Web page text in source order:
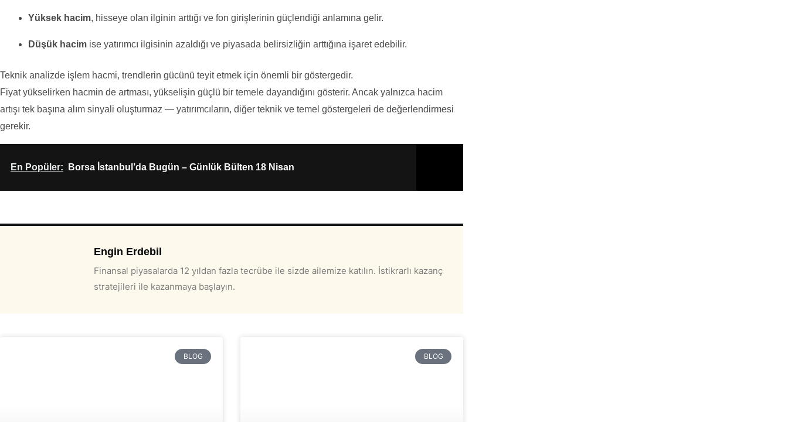
Yüksek hacim, hisseye olan ilginin arttığı ve fon girişlerinin güçlendiği anlamına gelir.
Düşük hacim ise yatırımcı ilgisinin azaldığı ve piyasada belirsizliğin arttığına işaret edebilir.
Teknik analizde işlem hacmi, trendlerin gücünü teyit etmek için önemli bir göstergedir.
Fiyat yükselirken hacmin de artması, yükselişin güçlü bir temele dayandığını gösterir. Ancak yalnızca hacim
artışı tek başına alım sinyali oluşturmaz — yatırımcıların, diğer teknik ve temel göstergeleri de değerlendirmesi
gerekir.
En Popüler: Borsa İstanbul’da Bugün – Günlük Bülten 18 Nisan
Engin Erdebil
Finansal piyasalarda 12 yıldan fazla tecrübe ile sizde ailemize katılın. İstikrarlı kazanç
stratejileri ile kazanmaya başlayın.
BLOG BLOG